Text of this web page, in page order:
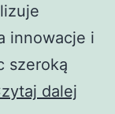
innowacje i
szeroką
dalej